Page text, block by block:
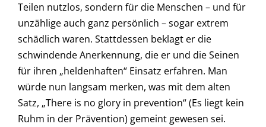
Teilen nutzlos, sondern für die Menschen – und für
unzählige auch ganz persönlich – sogar extrem
schädlich waren. Stattdessen beklagt er die
schwindende Anerkennung, die er und die Seinen
für ihren „heldenhaften“ Einsatz erfahren. Man
würde nun langsam merken, was mit dem alten
Satz, „There is no glory in prevention“ (Es liegt kein
Ruhm in der Prävention) gemeint gewesen sei.